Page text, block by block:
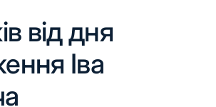
від дня
Іва